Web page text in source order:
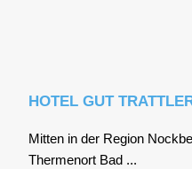
HOTEL GUT
Mit­ten in der Regi­on
Ther­men­ort Bad ...